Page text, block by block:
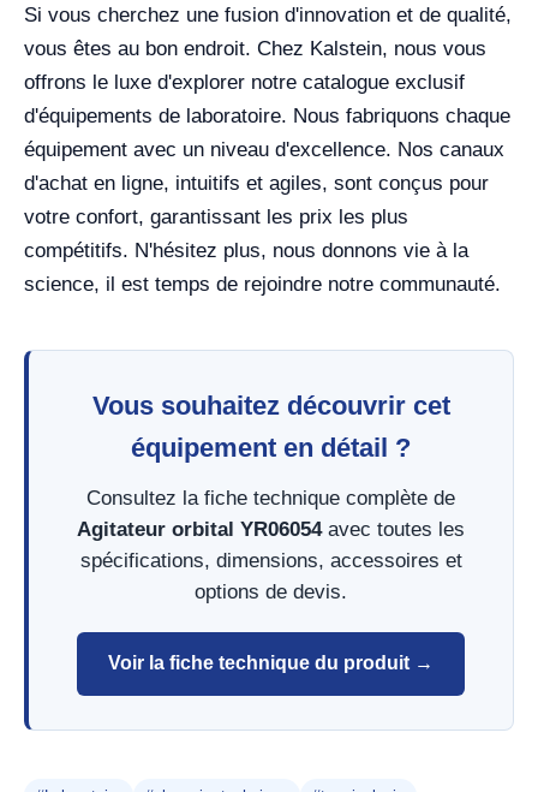
Si vous cherchez une fusion d'innovation et de qualité,
vous êtes au bon endroit. Chez Kalstein, nous vous
offrons le luxe d'explorer notre catalogue exclusif
d'équipements de laboratoire. Nous fabriquons chaque
équipement avec un niveau d'excellence. Nos canaux
d'achat en ligne, intuitifs et agiles, sont conçus pour
votre confort, garantissant les prix les plus
compétitifs. N'hésitez plus, nous donnons vie à la
science, il est temps de rejoindre notre communauté.
Vous souhaitez découvrir cet
équipement en détail ?
Consultez la fiche technique complète de
Agitateur orbital YR06054avec toutes les
spécifications, dimensions, accessoires et
options de devis.
Voir la fiche technique du produit →